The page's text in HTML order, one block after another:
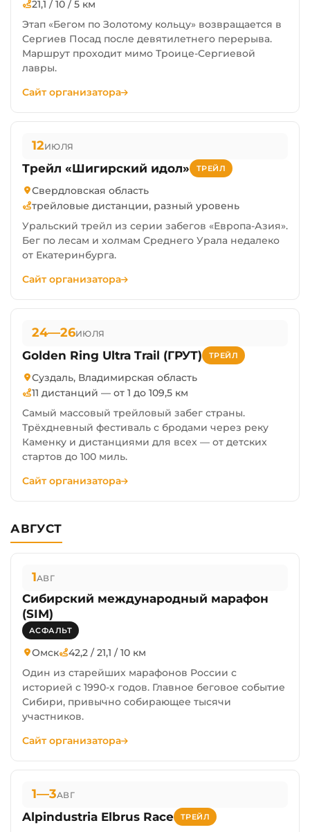
21,1 / 10 / 5 км
Этап «Бегом по Золотому кольцу» возвращается в
Сергиев Посад после девятилетнего перерыва.
Маршрут проходит мимо Троице-Сергиевой
лавры.
Сайт организатора
12ИЮЛЯ
Трейл «Шигирский идол» ТРЕЙЛ
Свердловская область
трейловые дистанции, разный уровень
Уральский трейл из серии забегов «Европа-Азия».
Бег по лесам и холмам Среднего Урала недалеко
от Екатеринбурга.
Сайт организатора
24—26ИЮЛЯ
Golden Ring Ultra Trail (ГРУТ) ТРЕЙЛ
Суздаль, Владимирская область
11 дистанций — от 1 до 109,5 км
Самый массовый трейловый забег страны.
Трёхдневный фестиваль с бродами через реку
Каменку и дистанциями для всех — от детских
стартов до 100 миль.
Сайт организатора
АВГУСТ
1АВГ
Сибирский международный марафон
(SIM)
АСФАЛЬТ
Омск 42,2 / 21,1 / 10 км
Один из старейших марафонов России с
историей с 1990-х годов. Главное беговое событие
Сибири, привычно собирающее тысячи
участников.
Сайт организатора
1—3АВГ
Alpindustria Elbrus Race ТРЕЙЛ